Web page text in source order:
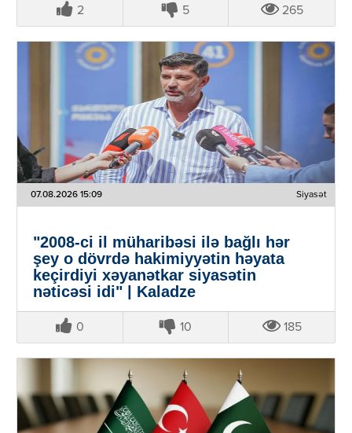
2 5 265
07.08.2026 15:09 Siyasət
"2008-ci il müharibəsi ilə bağlı hər
şey o dövrdə hakimiyyətin həyata
keçirdiyi xəyanətkar siyasətin
nəticəsi idi" | Kaladze
0 10 185